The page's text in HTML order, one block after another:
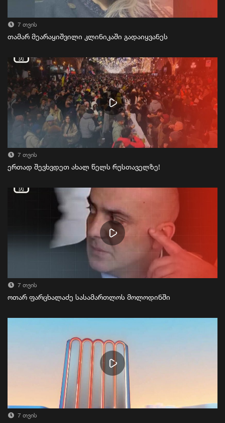
7 თვის
თამარ მეარაყიშვილი კლინიკაში გადაიყვანეს
7 თვის
ერთად შევხვდეთ ახალ წელს რუსთაველზე!
7 თვის
ოთარ ფარცხალაძე სასამართლოს მოლოდინში
7 თვის